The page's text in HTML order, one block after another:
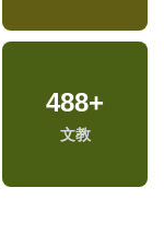
488+
文教